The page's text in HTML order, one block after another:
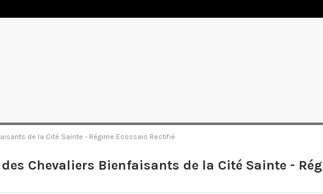
de la Cité Sainte - Régime Ecossais Rectifié
Chevaliers Bienfaisants de la Cité Sainte -